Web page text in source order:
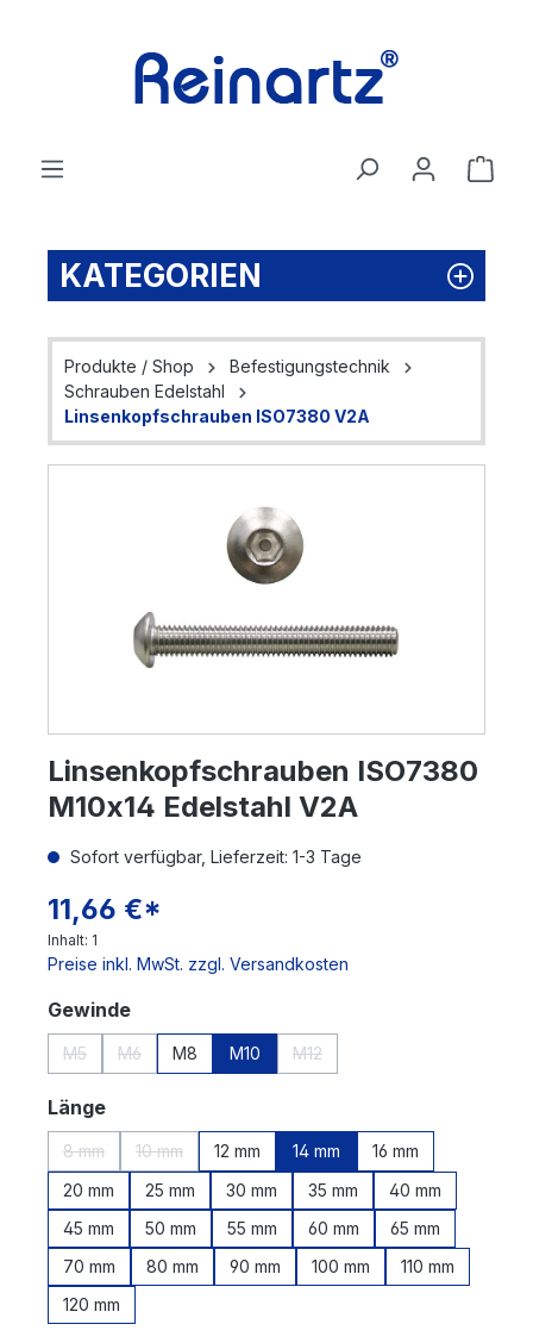
KATEGORIEN
Produkte / Shop
Befestigungstechnik
Schrauben Edelstahl
Linsenkopfschrauben ISO7380 V2A
Linsenkopfschrauben ISO7380
M10x14 Edelstahl V2A
Sofort verfügbar, Lieferzeit: 1-3 Tage
11,66 €*
Inhalt: 1
Preise inkl. MwSt. zzgl. Versandkosten
Gewindeauswählen
M5 M6 M8 M10 M12
Längeauswählen
8 mm 10 mm 12 mm 14 mm
16 mm
20 mm
25 mm 30 mm 35 mm
40 mm
45 mm
50 mm 55 mm 60 mm
65 mm
70 mm
80 mm 90 mm 100 mm
110 mm
120 mm